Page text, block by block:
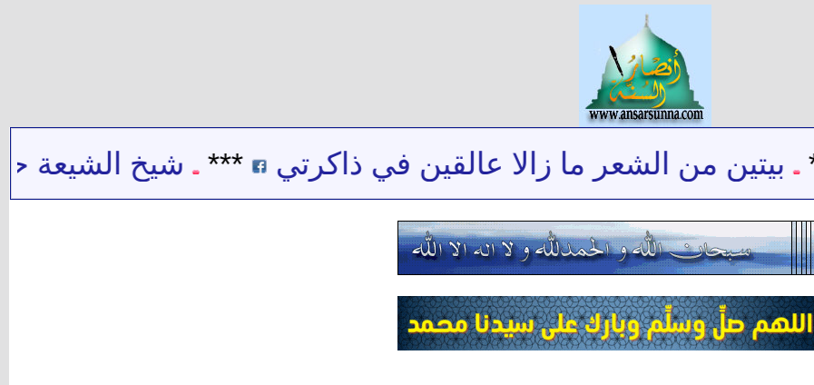
بيتين من الشعر ما زالا عالقين في ذاكرتي *** شيخ الشيعة